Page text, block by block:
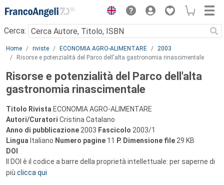
Menu
Cerca:
Main content
Home riviste ECONOMIA AGRO-ALIMENTARE
2003
Risorse e potenzialità del Parco dell'alta gastronomia rinascimentale
Risorse e potenzialità del Parco dell'alta
gastronomia rinascimentale
Titolo Rivista ECONOMIA AGRO-ALIMENTARE
Autori/Curatori Cristina Catalano
Anno di pubblicazione 2003 Fascicolo 2003/1
Lingua Italiano Numero pagine 11 P. Dimensione file 29 KB
DOI
Il DOI è il codice a barre della proprietà intellettuale: per saperne di
più clicca qui